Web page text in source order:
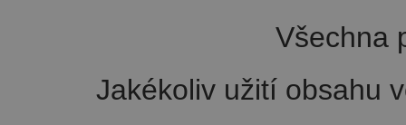
Všechna
Jakékoliv užití obsahu